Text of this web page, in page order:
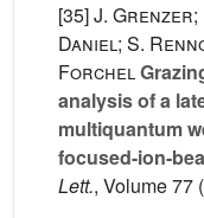
[35]J. Grenzer;
Daniel; S.
Forchel
analysis of a
multiquantum
focused-ion-
Lett., Volume 77